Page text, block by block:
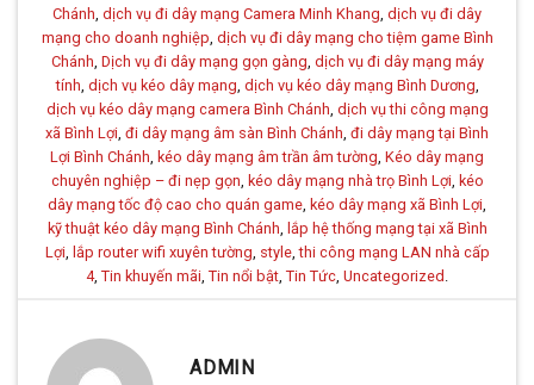
Chánh, dịch vụ đi dây mạng Camera Minh Khang, dịch vụ đi dây
mạng cho doanh nghiệp, dịch vụ đi dây mạng cho tiệm game Bình
Chánh, Dịch vụ đi dây mạng gọn gàng, dịch vụ đi dây mạng máy
tính, dịch vụ kéo dây mạng, dịch vụ kéo dây mạng Bình Dương,
dịch vụ kéo dây mạng camera Bình Chánh, dịch vụ thi công mạng
xã Bình Lợi, đi dây mạng âm sàn Bình Chánh, đi dây mạng tại Bình
Lợi Bình Chánh, kéo dây mạng âm trần âm tường, Kéo dây mạng
chuyên nghiệp – đi nẹp gọn, kéo dây mạng nhà trọ Bình Lợi, kéo
dây mạng tốc độ cao cho quán game, kéo dây mạng xã Bình Lợi,
kỹ thuật kéo dây mạng Bình Chánh, lắp hệ thống mạng tại xã Bình
Lợi, lắp router wifi xuyên tường, style,thi công mạng LAN nhà cấp
4, Tin khuyến mãi, Tin nổi bật, Tin Tức, Uncategorized .
ADMIN